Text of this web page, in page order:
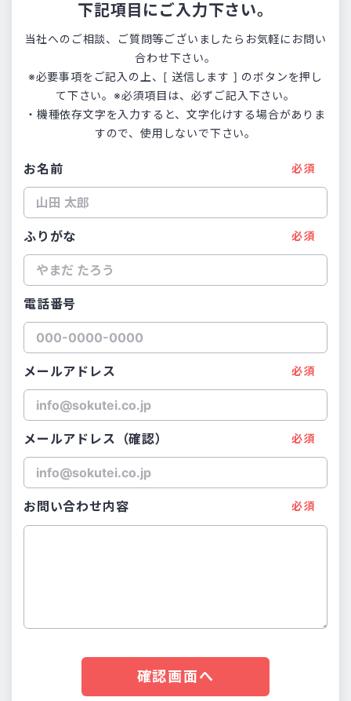
下記項目にご入力下さい。
当社へのご相談、ご質問等ございましたらお気軽にお問い
合わせ下さい。
※必要事項をご記入の上、[ 送信します ] のボタンを押し
て下さい。※必須項目は、必ずご記入下さい。
・機種依存文字を入力すると、文字化けする場合がありま
すので、使用しないで下さい。
お名前 必須
ふりがな 必須
電話番号
メールアドレス 必須
メールアドレス （確認） 必須
お問い合わせ内容 必須
確認画面へ